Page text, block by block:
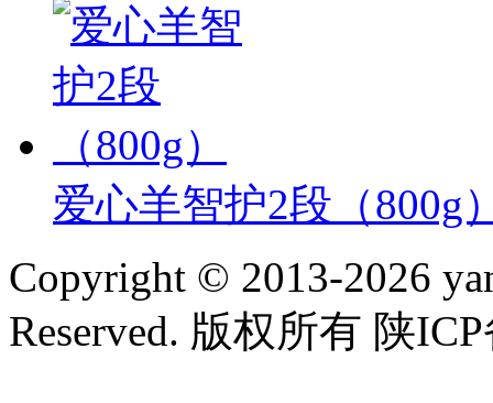
爱心羊智护2段（800g
Copyright © 2013-2026
Reserved. 版权所有 陕